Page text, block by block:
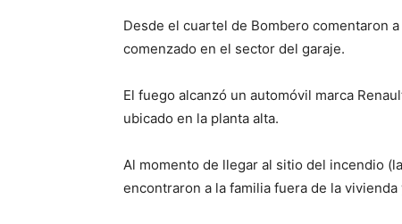
Desde el cuartel de Bombero comentaron
comenzado en el sector del garaje.
El fuego alcanzó un automóvil marca
ubicado en la planta alta.
Al momento de llegar al sitio del incendio
encontraron a la familia fuera de la vivienda